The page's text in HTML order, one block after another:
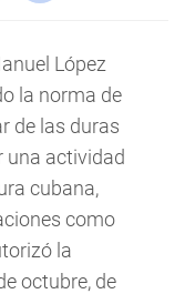
López
la norma de
de las duras
una actividad
cubana,
como
la
octubre, de